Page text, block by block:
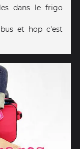
dans le frigo
et hop c'est